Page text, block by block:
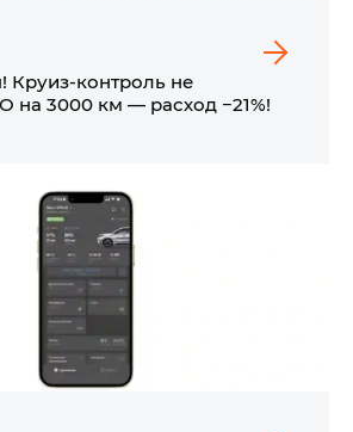
Круиз-контроль не
на 3000 км — расход −21%!